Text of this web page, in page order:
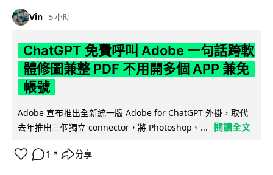
Vin 5 小時
ChatGPT 免費呼叫 Adobe 一句話跨軟
體修圖兼整 PDF 不用開多個 APP 兼免
帳號
Adobe 宣布推出全新統一版 Adobe for ChatGPT 外掛，取代
去年推出三個獨立 connector，將 Photoshop、...
閱讀全文
1 ↗ 分享